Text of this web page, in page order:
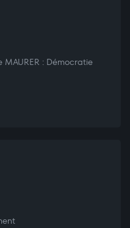
: Démocratie